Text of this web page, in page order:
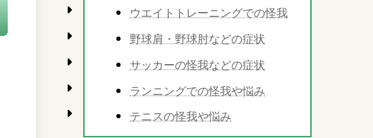
ウエイトトレーニングでの怪我
野球肩・野球肘などの症状
サッカーの怪我などの症状
ランニングでの怪我や悩み
テニスの怪我や悩み